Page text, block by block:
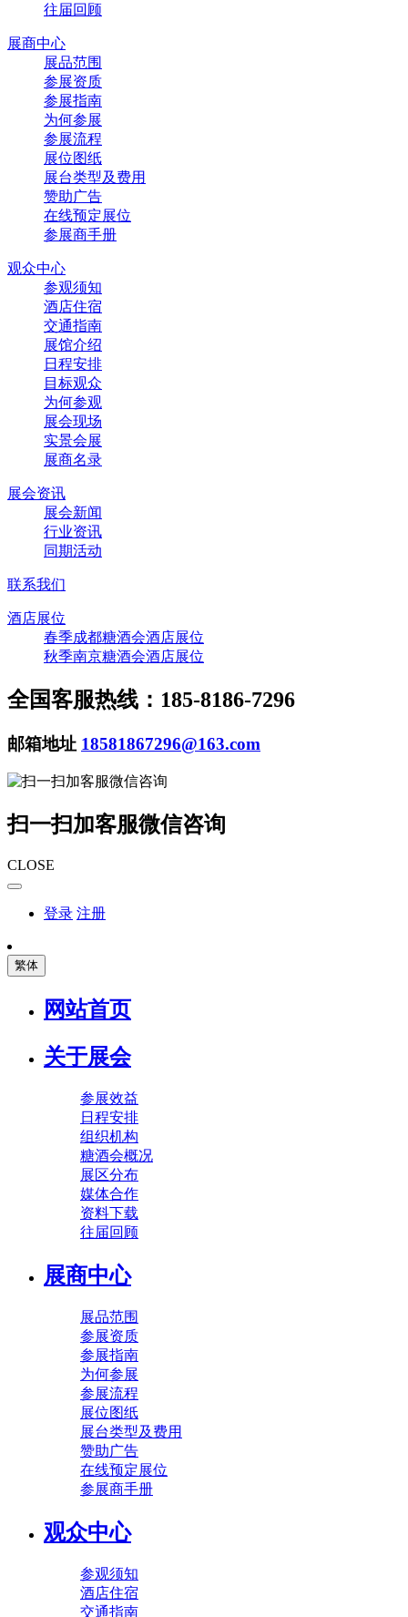
往届回顾
展商中心
展品范围
参展资质
参展指南
为何参展
参展流程
展位图纸
展台类型及费用
赞助广告
在线预定展位
参展商手册
观众中心
参观须知
酒店住宿
交通指南
展馆介绍
日程安排
目标观众
为何参观
展会现场
实景会展
展商名录
展会资讯
展会新闻
行业资讯
同期活动
联系我们
酒店展位
春季成都糖酒会酒店展位
秋季南京糖酒会酒店展位
全国客服热线：185-8186-7296
邮箱地址 18581867296@163.com
扫一扫加客服微信咨询
CLOSE
登录 注册
繁体
网站首页
关于展会
参展效益
日程安排
组织机构
糖酒会概况
展区分布
媒体合作
资料下载
往届回顾
展商中心
展品范围
参展资质
参展指南
为何参展
参展流程
展位图纸
展台类型及费用
赞助广告
在线预定展位
参展商手册
观众中心
参观须知
酒店住宿
交通指南